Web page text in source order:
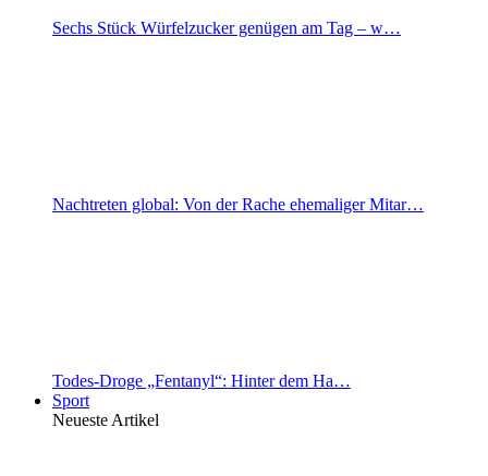
Sechs Stück Würfelzucker genügen am Tag – w…
Nachtreten global: Von der Rache ehemaliger Mitar…
Todes-Droge „Fentanyl“: Hinter dem Ha…
Sport
Neueste Artikel